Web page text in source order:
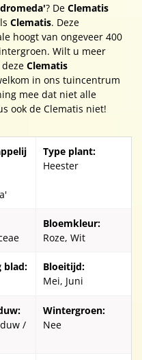
? De Clematis
Clematis. Deze
hoogt van ongeveer 400
Wilt u meer
Clematis
in ons tuincentrum
mee dat niet alle
ook de Clematis niet!
Type plant:
Heester
Bloemkleur:
Roze, Wit
blad:
Bloeitijd:
Mei, Juni
/
Wintergroen:
Nee